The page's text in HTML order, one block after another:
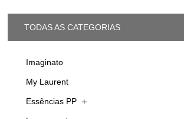
TODAS AS CATEGORIAS
Imaginato
My Laurent
Essências PP